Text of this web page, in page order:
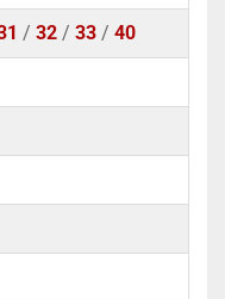
/ 32 / 33 / 40